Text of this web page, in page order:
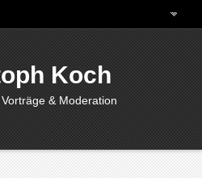
Koch
& Moderation